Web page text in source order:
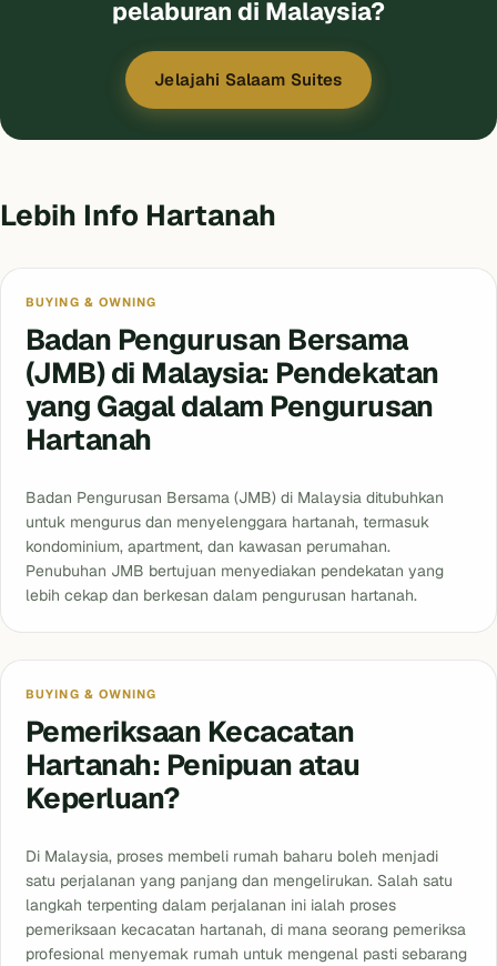
pelaburan di Malaysia?
Jelajahi Salaam Suites
Lebih Info Hartanah
BUYING & OWNING
Badan Pengurusan Bersama
(JMB) di Malaysia: Pendekatan
yang Gagal dalam Pengurusan
Hartanah
Badan Pengurusan Bersama (JMB) di Malaysia ditubuhkan
untuk mengurus dan menyelenggara hartanah, termasuk
kondominium, apartment, dan kawasan perumahan.
Penubuhan JMB bertujuan menyediakan pendekatan yang
lebih cekap dan berkesan dalam pengurusan hartanah.
BUYING & OWNING
Pemeriksaan Kecacatan
Hartanah: Penipuan atau
Keperluan?
Di Malaysia, proses membeli rumah baharu boleh menjadi
satu perjalanan yang panjang dan mengelirukan. Salah satu
langkah terpenting dalam perjalanan ini ialah proses
pemeriksaan kecacatan hartanah, di mana seorang pemeriksa
profesional menyemak rumah untuk mengenal pasti sebarang